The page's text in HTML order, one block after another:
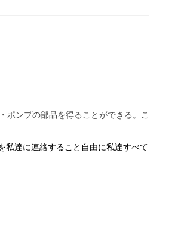
ポンプの部品を得ることができる。こ
私達に連絡すること自由に私達すべて